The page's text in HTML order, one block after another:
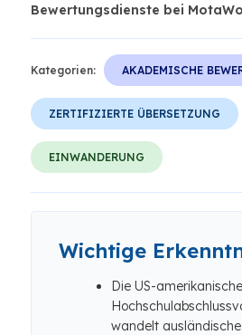
Bewertungsdienste bei
Kategorien: AKADEMISCHE
ZERTIFIZIERTE ÜBERSETZUNG
EINWANDERUNG
Wichtige
Die US-amerikanische
wandelt